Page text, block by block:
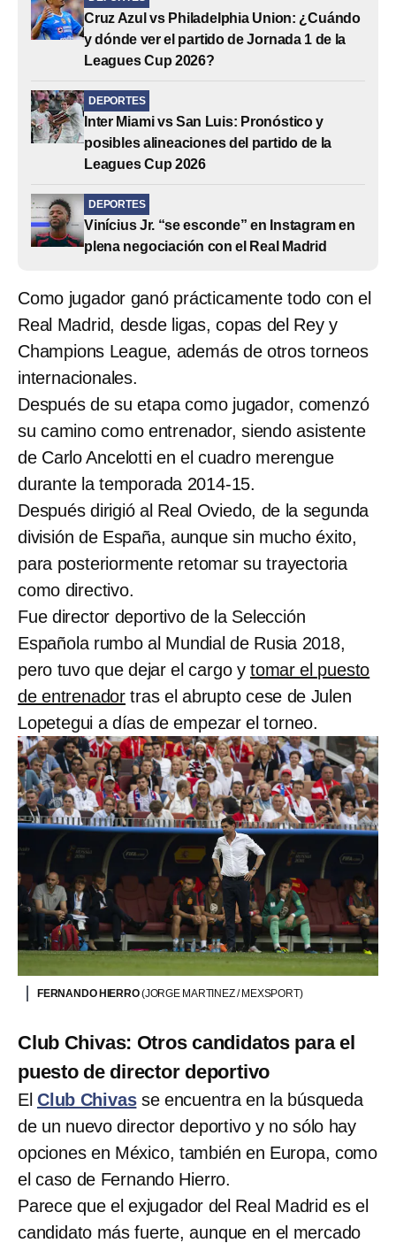
Cruz Azul vs Philadelphia Union: ¿Cuándo
y dónde ver el partido de Jornada 1 de la
Leagues Cup 2026?
DEPORTES
Inter Miami vs San Luis: Pronóstico y
posibles alineaciones del partido de la
Leagues Cup 2026
DEPORTES
Vinícius Jr. “se esconde” en Instagram en
plena negociación con el Real Madrid
Como jugador ganó prácticamente todo con el
Real Madrid, desde ligas, copas del Rey y
Champions League, además de otros torneos
internacionales.
Después de su etapa como jugador, comenzó
su camino como entrenador, siendo asistente
de Carlo Ancelotti en el cuadro merengue
durante la temporada 2014-15.
Después dirigió al Real Oviedo, de la segunda
división de España, aunque sin mucho éxito,
para posteriormente retomar su trayectoria
como directivo.
Fue director deportivo de la Selección
Española rumbo al Mundial de Rusia 2018,
pero tuvo que dejar el cargo ytomar el puesto
de entrenador tras el abrupto cese de Julen
Lopetegui a días de empezar el torneo.
FERNANDO HIERRO(JORGE MARTINEZ / MEXSPORT)
Club Chivas: Otros candidatos para el
puesto de director deportivo
El Club Chivasse encuentra en la búsqueda
de un nuevo director deportivo y no sólo hay
opciones en México, también en Europa, como
el caso de Fernando Hierro.
Parece que el exjugador del Real Madrid es el
candidato más fuerte, aunque en el mercado